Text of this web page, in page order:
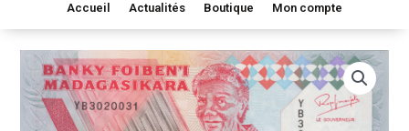
Accueil Actualités Boutique Mon compte